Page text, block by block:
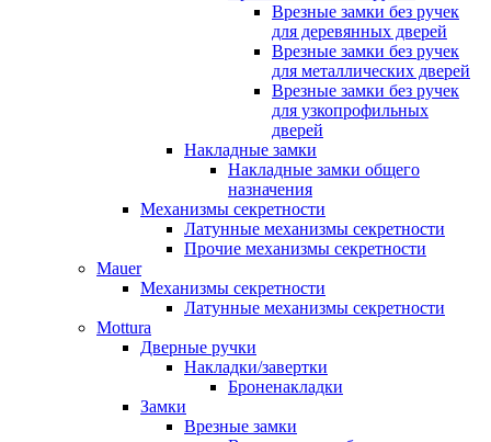
Врезные замки без ручек
для деревянных дверей
Врезные замки без ручек
для металлических дверей
Врезные замки без ручек
для узкопрофильных
дверей
Накладные замки
Накладные замки общего
назначения
Механизмы секретности
Латунные механизмы секретности
Прочие механизмы секретности
Mauer
Механизмы секретности
Латунные механизмы секретности
Mottura
Дверные ручки
Накладки/завертки
Броненакладки
Замки
Врезные замки